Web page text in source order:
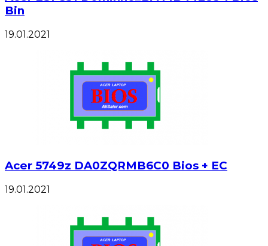
Bin
19.01.2021
Acer 5749z DA0ZQRMB6C0 Bios + EC
19.01.2021